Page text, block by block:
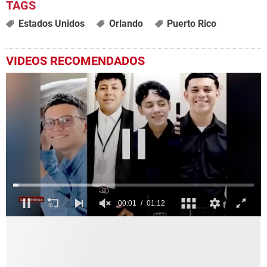
Estados Unidos Orlando Puerto Rico
VIDEOS RECOMENDADOS